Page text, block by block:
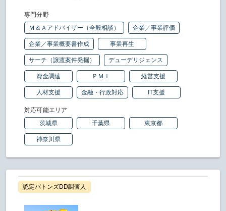
専門分野
Ｍ＆Ａアドバイザー（全般相談）
企業／事業評価
企業／事業概要書作成 事業再生
サーチ（譲渡案件発掘） デューデリジェンス
資金調達 ＰＭＩ 経営支援
人材支援 金融・行政対応 IT支援
対応可能エリア
茨城県
千葉県 東京都
神奈川県
認定バトンズDD調査人